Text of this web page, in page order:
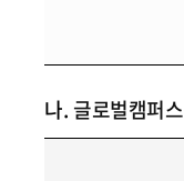
나. 글로벌캠퍼스